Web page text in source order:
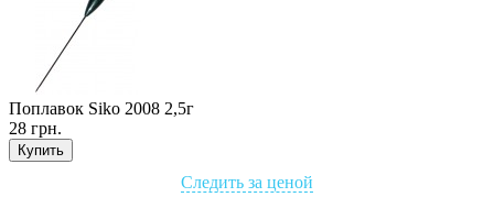
Поплавок Siko 2008 2,5г
28 грн.
Купить
Следить за ценой